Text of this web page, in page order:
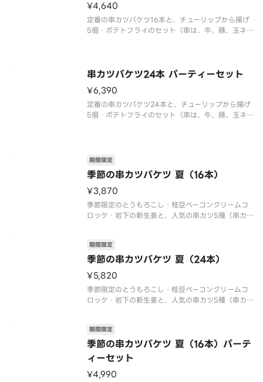
¥4,640
定番の串カツバケツ16本と、チューリップから揚げ
5個・ポテトフライのセット（串は、牛、豚、玉ネ
串カツバケツ24本 パーティーセット
¥6,390
定番の串カツバケツ24本と、チューリップから揚げ
5個・ポテトフライのセット（串は、牛、豚、玉ネ
季節の串カツバケツ 夏（16本）
期間限定
¥3,870
季節限定のとうもろこし・枝豆ベーコンクリームコ
ロッケ・岩下の新生姜と、人気の串カツ5種（串カツ
はイメージです。
季節の串カツバケツ 夏（24本）
期間限定
¥5,820
季節限定のとうもろこし・枝豆ベーコンクリームコ
ロッケ・岩下の新生姜と、人気の串カツ5種（串カツ
はイメージです。
季節の串カツバケツ 夏（16本）パーテ
ィーセット
期間限定
¥4,990